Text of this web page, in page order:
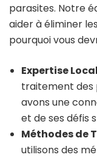
parasites. Notre
aider à éliminer
pourquoi vous
Expertise
traitement des
avons une
et de ses défis
Méthodes de
utilisons des